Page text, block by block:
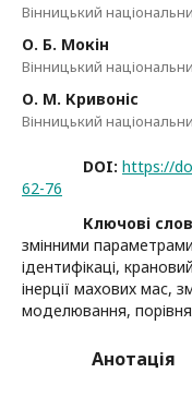
Вінницький
О. Б. Мокін
Вінницький
О. М. Кривоніс
Вінницький
DOI: https://
62-76
Ключові
змінними
ідентифікаці,
інерції махових мас,
моделювання,
Анотація